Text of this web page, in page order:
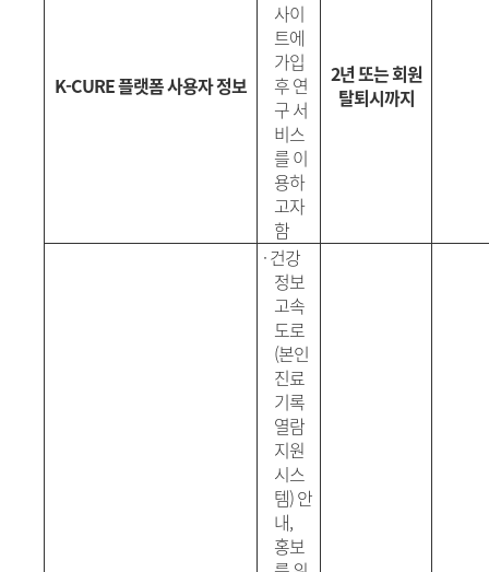
K-CURE플랫폼 사용자 정보
사이
트에
가입
후연
구 서
비스
를 이
용하
고자
함
2년 또는 회원
탈퇴시까지
·건강
정보
고속
도로
(본인
진료
기록
열람
지원
시스
템)안
내,
홍보